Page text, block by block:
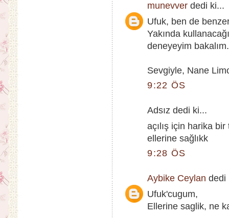
munevver dedi ki...
Ufuk, ben de
Yakında
deneyeyim
Sevgiyle, Nane
9:22 ÖS
Adsız dedi ki...
açılış için harika
ellerine sağlıkk
9:28 ÖS
Aybike Ceylan dedi
Ufuk'cugum,
Ellerine saglik, ne